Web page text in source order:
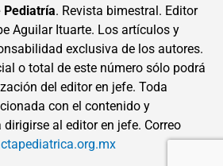
Pediatría. Revista bimestral. Editor
Aguilar Ituarte. Los artículos y
exclusiva de los autores.
o total de este número sólo podrá
del editor en jefe. Toda
con el contenido y
al editor en jefe. Correo